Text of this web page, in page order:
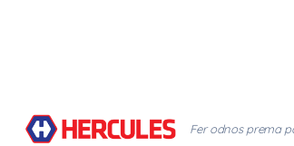
Fer odnos prema